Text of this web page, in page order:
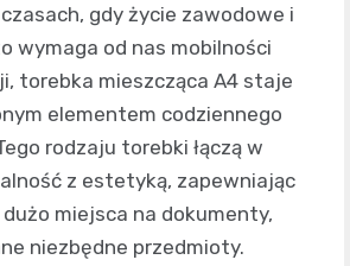
gdy życie zawodowe i
wymaga od nas mobilności
torebka mieszcząca A4 staje
elementem codziennego
rodzaju torebki łączą w
z estetyką, zapewniając
miejsca na dokumenty,
niezbędne przedmioty.